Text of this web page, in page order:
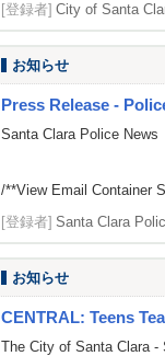
[登録者] City of Santa
お知らせ
Press Release -
Santa Clara Police News
/**View Email Container
[登録者] Santa Clara
お知らせ
CENTRAL: Teens
The City of Santa Clara -